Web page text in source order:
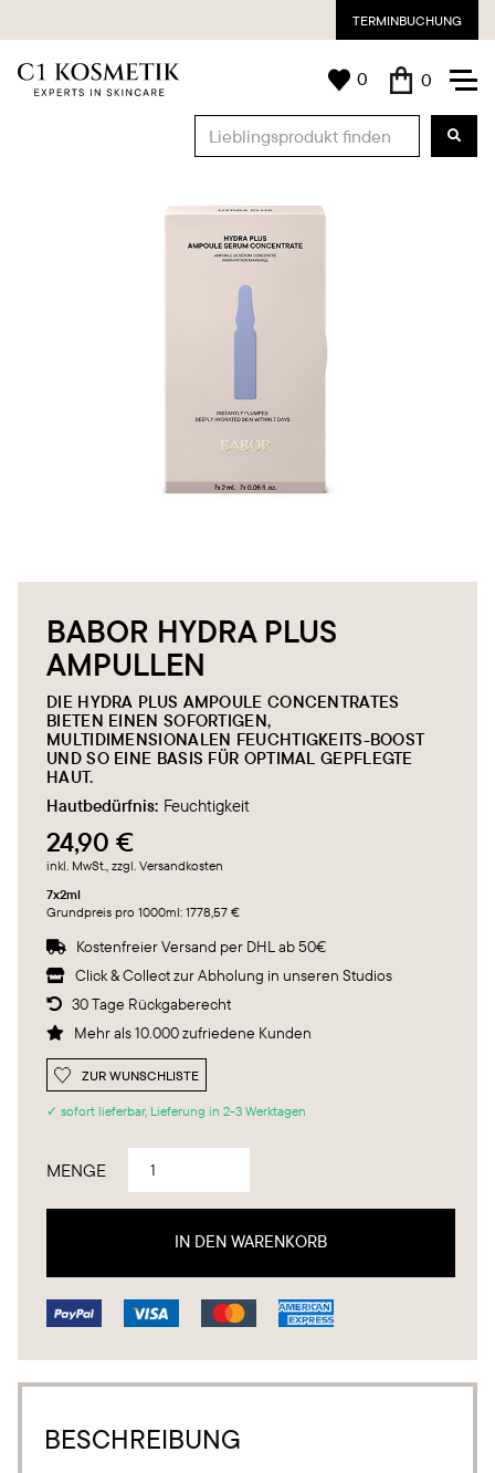
TERMINBUCHUNG
0 0
BABOR HYDRA PLUS
AMPULLEN
DIE HYDRA PLUS AMPOULE CONCENTRATES
BIETEN EINEN SOFORTIGEN,
MULTIDIMENSIONALEN FEUCHTIGKEITS-BOOST
UND SO EINE BASIS FÜR OPTIMAL GEPFLEGTE
HAUT.
Hautbedürfnis: Feuchtigkeit
24,90 €
inkl. MwSt., zzgl. Versandkosten
7x2ml
Grundpreis pro 1000ml: 1778,57 €
 Kostenfreier Versand per DHL ab 50€
 Click & Collect zur Abholung in unseren Studios
 30 Tage Rückgaberecht
 Mehr als 10.000 zufriedene Kunden
ZUR WUNSCHLISTE
✓ sofort lieferbar, Lieferung in 2-3 Werktagen
MENGE
BESCHREIBUNG